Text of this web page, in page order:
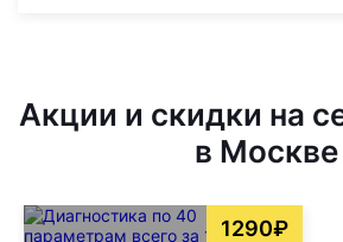
Акции и скидки на
в Москве
1290₽